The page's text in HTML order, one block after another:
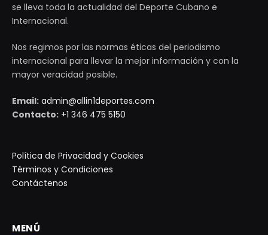
se lleva toda la actualidad del Deporte Cubano e
Internacional.
Nos regimos por las normas éticas del periodismo
internacional para llevar la mejor información y con la
mayor veracidad posible.
Email: admin@allin1deportes.com
Contacto: +1 346 475 5150
Política de Privacidad y Cookies
Términos y Condiciones
Contáctenos
MENÚ